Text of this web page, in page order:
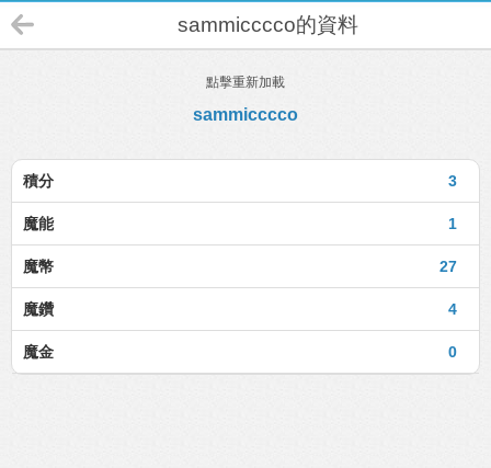
sammicccco的資料
點擊重新加載
sammicccco
3
積分
1
魔能
27
魔幣
4
魔鑽
0
魔金